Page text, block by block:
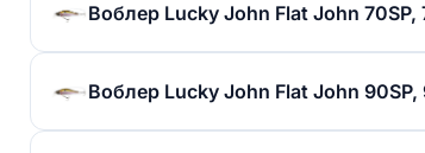
Воблер Lucky John Flat John
Воблер Lucky John Flat John